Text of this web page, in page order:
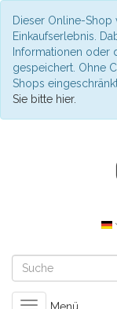
Dieser Online-
Einkaufserlebnis.
Informationen oder
gespeichert. Ohne
Shops
Sie bitte hier.